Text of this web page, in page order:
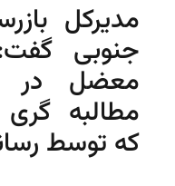
مدیرکل
جنوبی
معضل در
مطالبه
که توسط